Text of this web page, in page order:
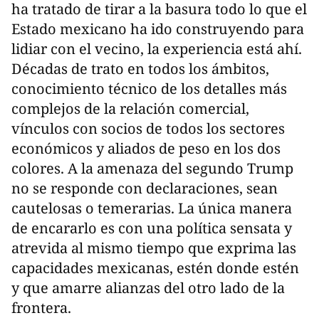
ha tratado de tirar a la basura todo lo que el
Estado mexicano ha ido construyendo para
lidiar con el vecino, la experiencia está ahí.
Décadas de trato en todos los ámbitos,
conocimiento técnico de los detalles más
complejos de la relación comercial,
vínculos con socios de todos los sectores
económicos y aliados de peso en los dos
colores. A la amenaza del segundo Trump
no se responde con declaraciones, sean
cautelosas o temerarias. La única manera
de encararlo es con una política sensata y
atrevida al mismo tiempo que exprima las
capacidades mexicanas, estén donde estén
y que amarre alianzas del otro lado de la
frontera.